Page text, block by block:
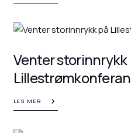
Venter storinnrykk
LES MER